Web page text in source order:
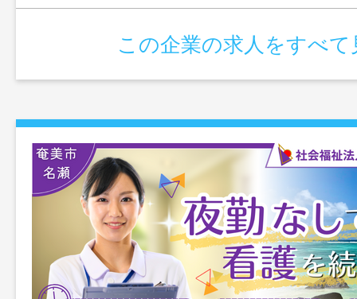
この企業の求人をすべて